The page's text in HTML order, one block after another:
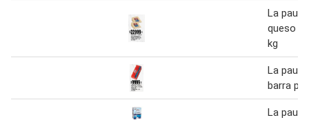
La
queso
kg
La
barra
La